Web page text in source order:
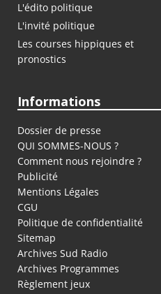
L'édito politique
L'invité politique
Les courses hippiques et
pronostics
Informations
Dossier de presse
QUI SOMMES-NOUS ?
Comment nous rejoindre ?
Publicité
Mentions Légales
CGU
Politique de confidentialité
Sitemap
Archives Sud Radio
Archives Programmes
Règlement jeux